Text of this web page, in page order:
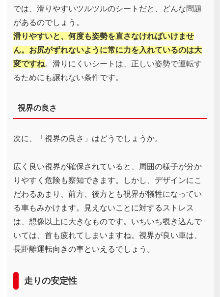
では、滑りやすいツルツルのシートだと、どんな問題
があるのでしょう。
滑りやすいと、何度も姿勢を直さなければいけませ
ん。お尻がずれないように常に力を入れているのは大
変ですね。滑りにくいシートは、正しい姿勢で運転す
るためにも譲れない条件です。
視界の良さ
次に、「視界の良さ」はどうでしょうか。
広く良い視界が確保されていると、周囲の様子が分か
りやすく危険も察知できます。しかし、デザインにこ
だわるあまり、前方、後方とも視界が犠牲になってい
る車もみかけます。見えないことに対するストレス
は、想像以上に大きなものです。いちいち覗き込んで
いては、首も疲れてしまいますね。視界が良い車は、
長距離運転向きの車といえるでしょう。
走りの安定性